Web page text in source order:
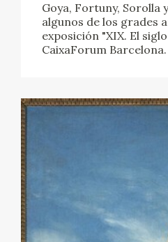
Goya, Fortuny, Sorolla
algunos de los grades
exposición "XIX. El
CaixaForum Barcelona.